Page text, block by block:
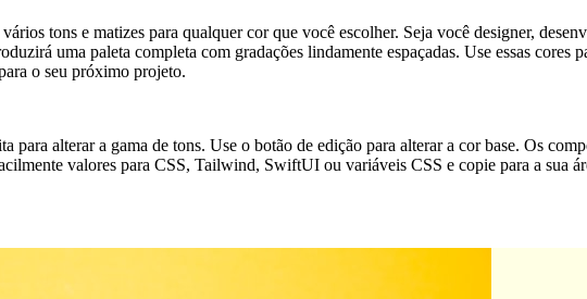
tons e matizes para qualquer cor que você escolher. Seja você designer,
uma paleta completa com gradações lindamente espaçadas. Use essas cores
o seu próximo projeto.
para alterar a gama de tons. Use o botão de edição para alterar a cor base. Os
valores para CSS, Tailwind, SwiftUI ou variáveis CSS e copie para a sua